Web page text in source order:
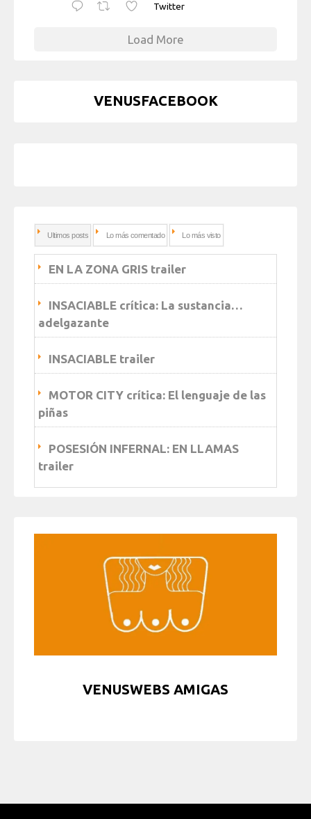
Twitter
Load More
VENUSFACEBOOK
Ultimos posts Lo más comentado Lo más visto
EN LA ZONA GRIS trailer
INSACIABLE crítica: La sustancia…
adelgazante
INSACIABLE trailer
MOTOR CITY crítica: El lenguaje de las
piñas
POSESIÓN INFERNAL: EN LLAMAS
trailer
VENUSWEBS AMIGAS